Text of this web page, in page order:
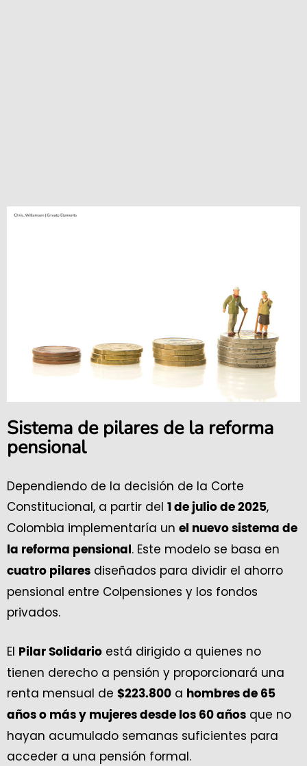
Sistema de pilares de la reforma
pensional
Dependiendo de la decisión de la Corte
Constitucional, a partir del 1 de julio de 2025,
Colombia implementaría un el nuevo sistema de
la reforma pensional . Este modelo se basa en
cuatro pilares diseñados para dividir el ahorro
pensional entre Colpensiones y los fondos
privados.
El Pilar Solidario está dirigido a quienes no
tienen derecho a pensión y proporcionará una
renta mensual de $223.800 a hombres de 65
años o más y mujeres desde los 60 años que no
hayan acumulado semanas suficientes para
acceder a una pensión formal.